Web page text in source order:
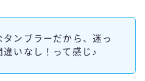
ンブラーだから、迷っ
いなし！って感じ♪